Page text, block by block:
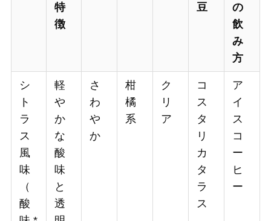
特
徴
豆
の
飲
み
方
シ
ト
ラ
ス
風
味
（
酸
軽
や
か
な
酸
味
と
透
さ
わ
や
か
柑
橘
系
ク
リ
ア
コ
ス
タ
リ
カ
タ
ラ
ス
ア
イ
ス
コ
ー
ヒ
ー